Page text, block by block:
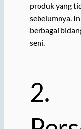
produk yang
sebelumnya.
berbagai
seni.
2.